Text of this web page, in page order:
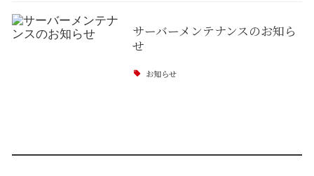
サーバーメンテナンスのお知ら
せ
お知らせ